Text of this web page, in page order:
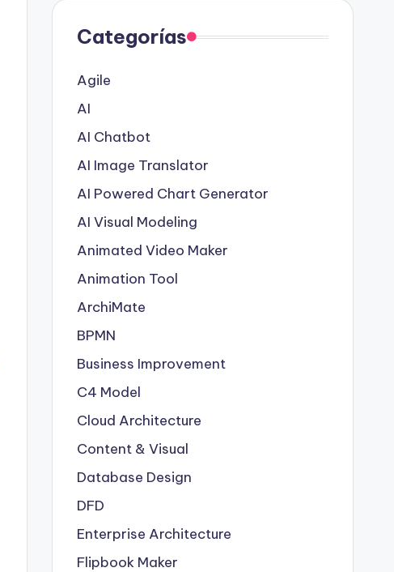
Categorías
Agile
AI
AI Chatbot
AI Image Translator
AI Powered Chart Generator
AI Visual Modeling
Animated Video Maker
Animation Tool
ArchiMate
BPMN
Business Improvement
C4 Model
Cloud Architecture
Content & Visual
Database Design
DFD
Enterprise Architecture
Flipbook Maker